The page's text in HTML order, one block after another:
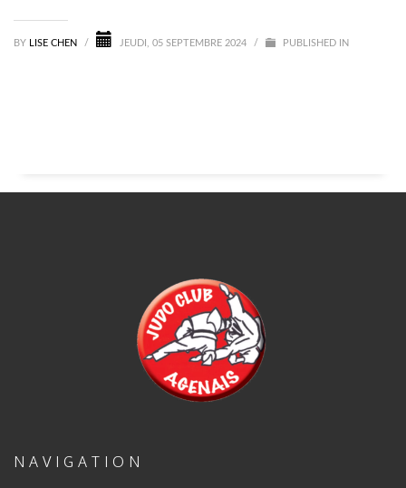
BY LISE CHEN / JEUDI, 05 SEPTEMBRE 2024 / PUBLISHED IN
NAVIGATION